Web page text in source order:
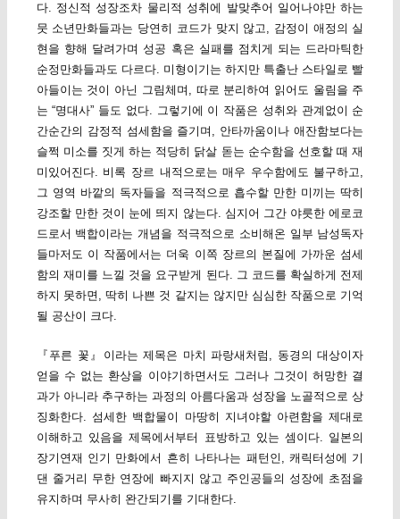
다. 정신적 성장조차 물리적 성취에 발맞추어 일어나야만 하는
뭇 소년만화들과는 당연히 코드가 맞지 않고, 감정이 애정의 실
현을 향해 달려가며 성공 혹은 실패를 점치게 되는 드라마틱한
순정만화들과도 다르다. 미형이기는 하지만 특출난 스타일로 빨
아들이는 것이 아닌 그림체며, 따로 분리하여 읽어도 울림을 주
는 “명대사” 들도 없다. 그렇기에 이 작품은 성취와 관계없이 순
간순간의 감정적 섬세함을 즐기며, 안타까움이나 애잔함보다는
슬쩍 미소를 짓게 하는 적당히 닭살 돋는 순수함을 선호할 때 재
미있어진다. 비록 장르 내적으로는 매우 우수함에도 불구하고,
그 영역 바깥의 독자들을 적극적으로 흡수할 만한 미끼는 딱히
강조할 만한 것이 눈에 띄지 않는다. 심지어 그간 야릇한 에로코
드로서 백합이라는 개념을 적극적으로 소비해온 일부 남성독자
들마저도 이 작품에서는 더욱 이쪽 장르의 본질에 가까운 섬세
함의 재미를 느낄 것을 요구받게 된다. 그 코드를 확실하게 전제
하지 못하면, 딱히 나쁜 것 같지는 않지만 심심한 작품으로 기억
될 공산이 크다.
『푸른 꽃』이라는 제목은 마치 파랑새처럼, 동경의 대상이자
얻을 수 없는 환상을 이야기하면서도 그러나 그것이 허망한 결
과가 아니라 추구하는 과정의 아름다움과 성장을 노골적으로 상
징화한다. 섬세한 백합물이 마땅히 지녀야할 아련함을 제대로
이해하고 있음을 제목에서부터 표방하고 있는 셈이다. 일본의
장기연재 인기 만화에서 흔히 나타나는 패턴인, 캐릭터성에 기
댄 줄거리 무한 연장에 빠지지 않고 주인공들의 성장에 초점을
유지하며 무사히 완간되기를 기대한다.